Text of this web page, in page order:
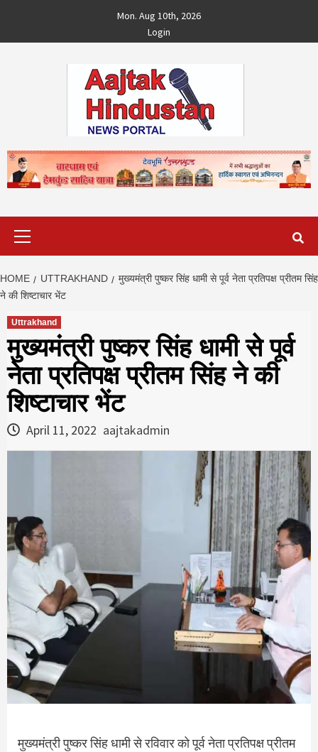
content
Mon. Aug 10th, 2026
Login
HOME UTTRAKHAND
मुख्यमंत्री पुष्कर सिंह धामी से पूर्व नेता प्रतिपक्ष प्रीतम सिंह
ने की शिष्टाचार भेंट
Uttrakhand
मुख्यमंत्री पुष्कर सिंह धामी से पूर्व
नेता प्रतिपक्ष प्रीतम सिंह ने की
शिष्टाचार भेंट
April 11, 2022 aajtakadmin
मुख्यमंत्री पुष्कर सिंह धामी से रविवार को पूर्व नेता प्रतिपक्ष प्रीतम